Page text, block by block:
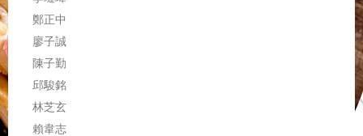
鄭正中
廖子誠
陳子勤
邱駿銘
林芝玄
賴韋志